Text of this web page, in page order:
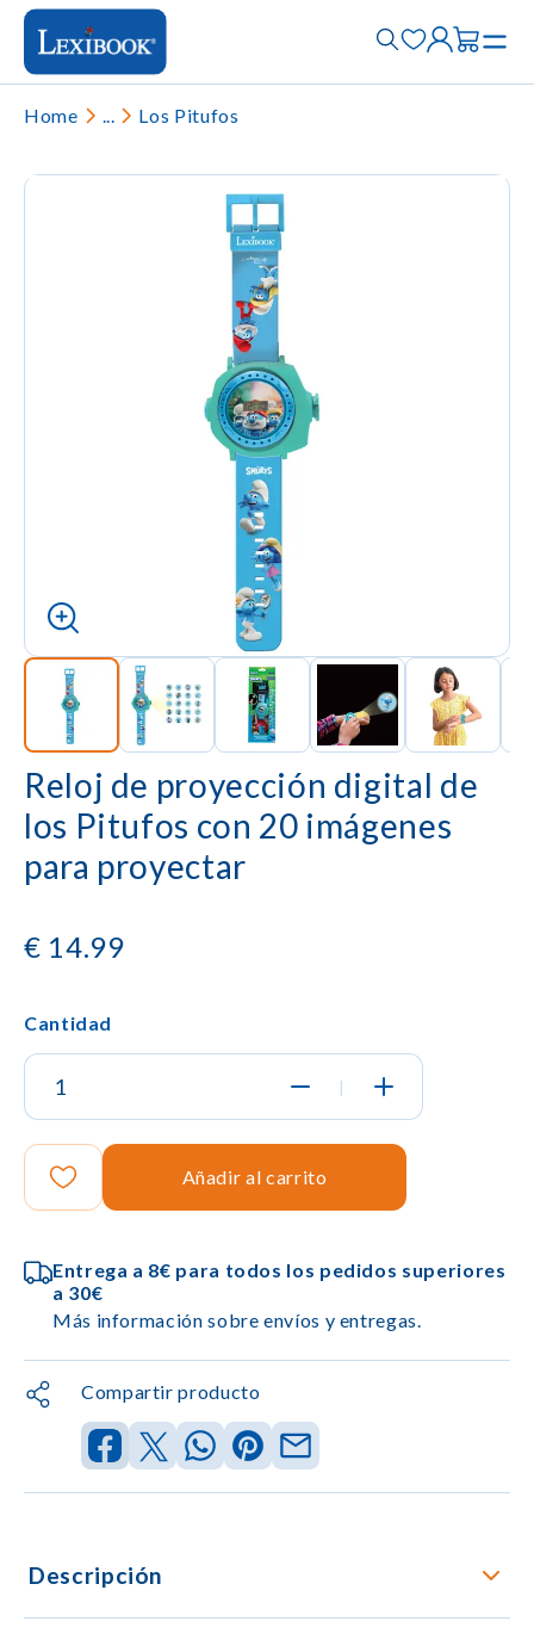
Home ... Los Pitufos
Reloj de proyección digital de
los Pitufos con 20 imágenes
para proyectar
€ 14.99
Cantidad
|
Añadir al carrito
Entrega a 8€ para todos los pedidos superiores
a 30€
Más información sobre envíos y entregas.
Compartir producto
Descripción